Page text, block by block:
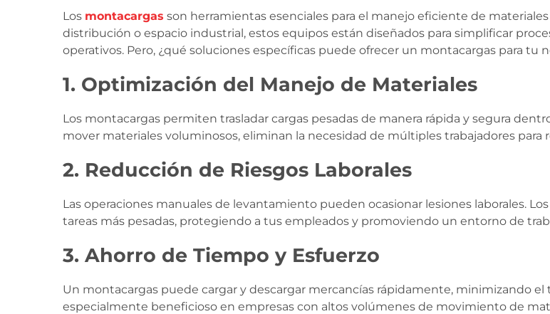
Los montacargas son herramientas esenciales para el manejo eficiente de
distribución o espacio industrial, estos equipos están diseñados para simplificar
operativos. Pero, ¿qué soluciones específicas puede ofrecer un montacargas para tu
1. Optimización del Manejo de Materiales
Los montacargas permiten trasladar cargas pesadas de manera rápida y segura
mover materiales voluminosos, eliminan la necesidad de múltiples trabajadores para
2. Reducción de Riesgos Laborales
Las operaciones manuales de levantamiento pueden ocasionar lesiones laborales.
tareas más pesadas, protegiendo a tus empleados y promoviendo un entorno de
3. Ahorro de Tiempo y Esfuerzo
Un montacargas puede cargar y descargar mercancías rápidamente, minimizando
especialmente beneficioso en empresas con altos volúmenes de movimiento de